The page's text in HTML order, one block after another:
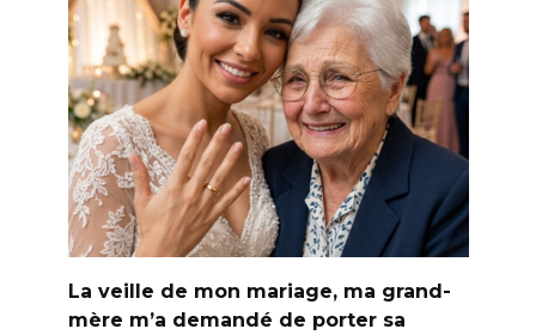
La veille de mon mariage, ma grand-
mère m’a demandé de porter sa